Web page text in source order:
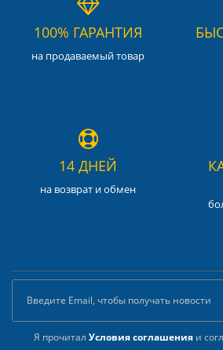
100% ГАРАНТИЯ
на продаваемый товар
14 ДНЕЙ
на возврат и обмен
Я прочитал Условия соглашенияи